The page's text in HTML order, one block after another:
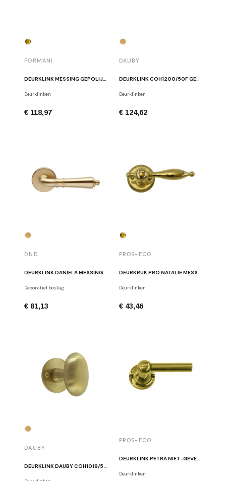
FORMANI
DEURKLINK MESSING GEPOLIJST FORMANI 1925GRR50 OL
Deurklinken
€ 118,97
DAUBY
DEURKLINK COH1200/50F GEBORSTELD MESSING
Deurklinken
€ 124,62
DND
DEURKLINK DANIELA MESSING MAT
Decoratief beslag
€ 81,13
PROS-ECO
DEURKRUK PRO NATALIE MESSING GELAKT
Deurklinken
€ 43,46
DAUBY
DEURKLINK DAUBY COH1018/50F MAT MESSING
PROS-ECO
DEURKLINK PETRA NIET-GEVERNISTE MESSING
Deurklinken